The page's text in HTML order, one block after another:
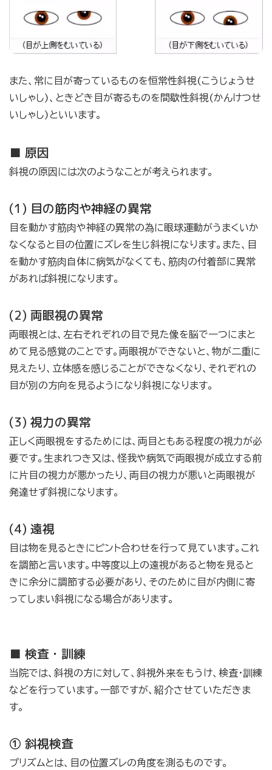
また、常に目が寄っているものを恒常性斜視(こうじょうせ
いしゃし)、ときどき目が寄るものを間歇性斜視(かんけつせ
いしゃし)といいます。
■ 原因
斜視の原因には次のようなことが考えられます。
(1) 目の筋肉や神経の異常
目を動かす筋肉や神経の異常の為に眼球運動がうまくいか
なくなると目の位置にズレを生じ斜視になります。また、目
を動かす筋肉自体に病気がなくても、筋肉の付着部に異常
があれば斜視になります。
(2) 両眼視の異常
両眼視とは、左右それぞれの目で見た像を脳で一つにまと
めて見る感覚のことです。両眼視ができないと、物が二重に
見えたり、立体感を感じることができなくなり、それぞれの
目が別の方向を見るようになり斜視になります。
(3) 視力の異常
正しく両眼視をするためには、両目ともある程度の視力が必
要です。生まれつき又は、怪我や病気で両眼視が成立する前
に片目の視力が悪かったり、両目の視力が悪いと両眼視が
発達せず斜視になります。
(4) 遠視
目は物を見るときにピント合わせを行って見ています。これ
を調節と言います。中等度以上の遠視があると物を見ると
きに余分に調節する必要があり、そのために目が内側に寄
ってしまい斜視になる場合があります。
■ 検査・訓練
当院では、斜視の方に対して、斜視外来をもうけ、検査・訓練
などを行っています。一部ですが、紹介させていただきま
す。
① 斜視検査
プリズムとは、目の位置ズレの角度を測るものです。